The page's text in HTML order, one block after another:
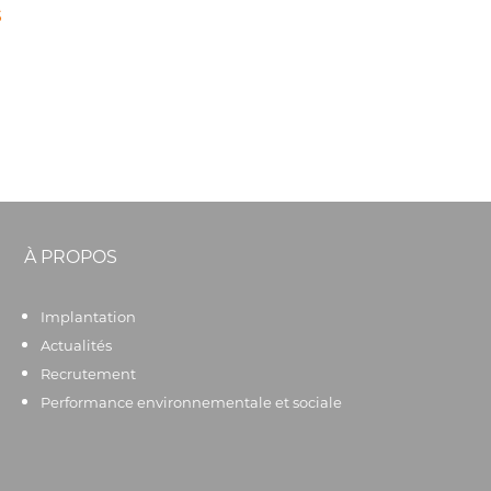
À PROPOS
Implantation
Actualités
Recrutement
Performance environnementale et sociale